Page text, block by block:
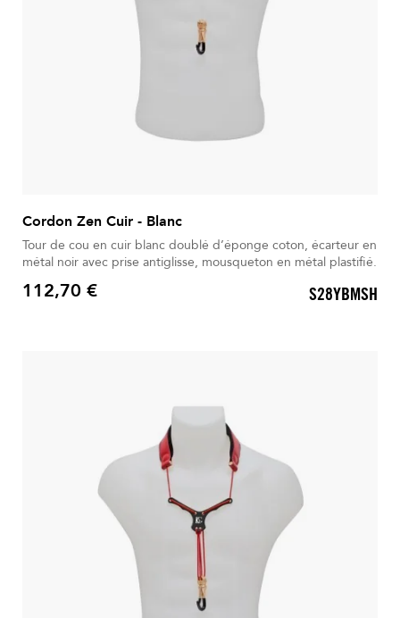
Cordon Zen Cuir - Blanc
Tour de cou en cuir blanc doublé d’éponge coton, écarteur en
métal noir avec prise antiglisse, mousqueton en métal plastifié.
Prix
112,70 € S28YBMSH